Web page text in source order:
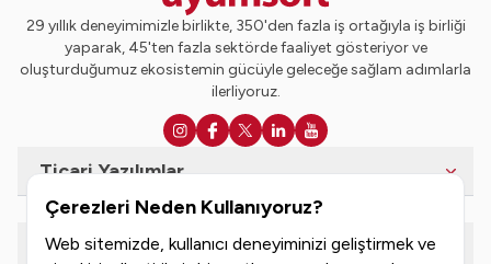
Çerezleri Neden Kullanıyoruz?
Web sitemizde, kullanıcı deneyiminizi geliştirmek ve
29 yıllık deneyimimizle birlikte, 350'den fazla iş ortağıyla iş birliği
yaparak, 45'ten fazla sektörde faaliyet gösteriyor ve
oluşturduğumuz ekosistemin gücüyle geleceğe sağlam adımlarla
ilerliyoruz.
Ticari Yazılımlar
e-Dönüşüm Hizmetleri